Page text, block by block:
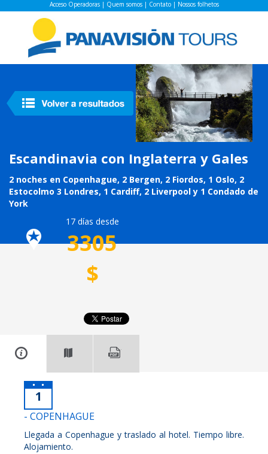
Acceso Operadoras| Quem somos| Contato| Nossos folhetos
Escandinavia con Inglaterra y Gales
2 noches en Copenhague, 2 Bergen, 2 Fiordos, 1 Oslo, 2
Estocolmo 3 Londres, 1 Cardiff, 2 Liverpool y 1 Condado de
York
17 días desde
3305
$
1
- COPENHAGUE
Llegada a Copenhague y traslado al hotel. Tiempo libre.
Alojamiento.